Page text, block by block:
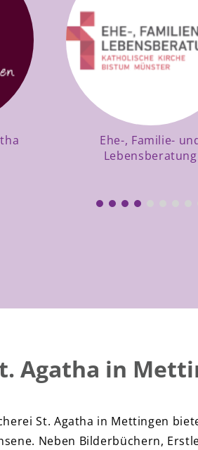
Ehe-, Familie-
Lebensberatung
Agatha in
St. Agatha in Mettingen
Neben Bilderbüchern,